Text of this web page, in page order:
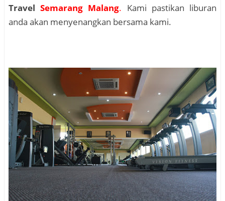
TravelSemarang Malang. Kami pastikan liburan
anda akan menyenangkan bersama kami.